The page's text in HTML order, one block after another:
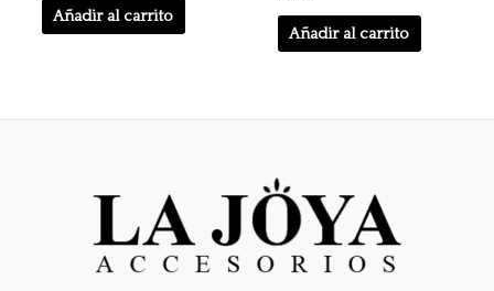
Añadir al carrito
Añadir al carrito